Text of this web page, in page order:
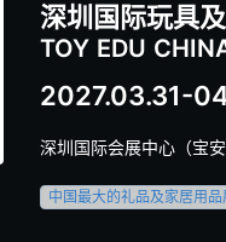
深圳国际玩具
TOY EDU
2027.03.31-
深圳国际会展中心（宝安
中国最大的礼品及家居用